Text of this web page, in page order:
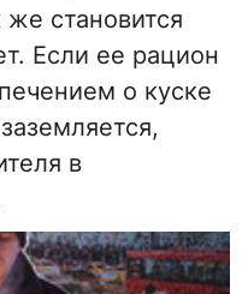
становится
Если ее рацион
о куске
в